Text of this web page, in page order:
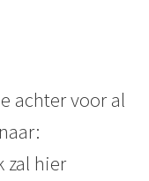
achter voor al
zal hier